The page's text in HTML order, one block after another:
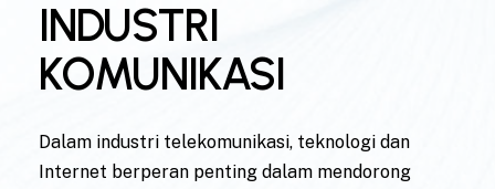
INDUSTRI
KOMUNIKASI
Dalam industri telekomunikasi, teknologi dan
Internet berperan penting dalam mendorong